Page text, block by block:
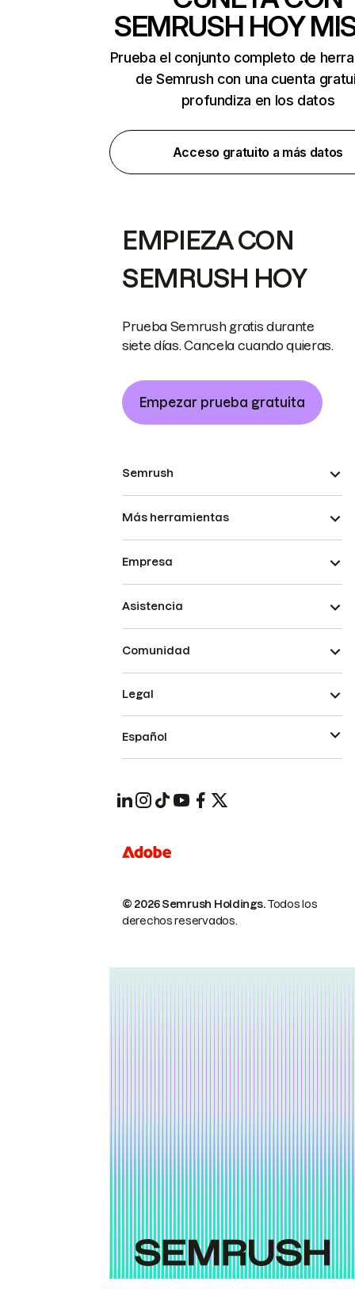
SEMRUSH HOY
Prueba el conjunto completo de
de Semrush con una cuenta
profundiza en los datos
Acceso gratuito a más datos
EMPIEZA CON
SEMRUSH HOY
Prueba Semrush gratis durante
siete días. Cancela cuando quieras.
Empezar prueba gratuita
Semrush
Más herramientas
Empresa
Asistencia
Comunidad
© 2026 Semrush Holdings.Todos los
derechos reservados.
Legal
Español